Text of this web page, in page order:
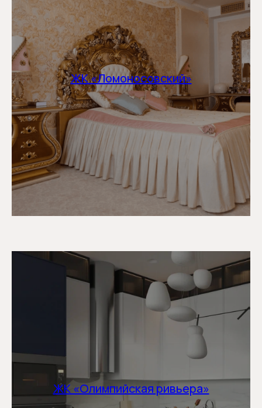
ЖК «Ломоносовский»
ЖК «Олимпийская ривьера»